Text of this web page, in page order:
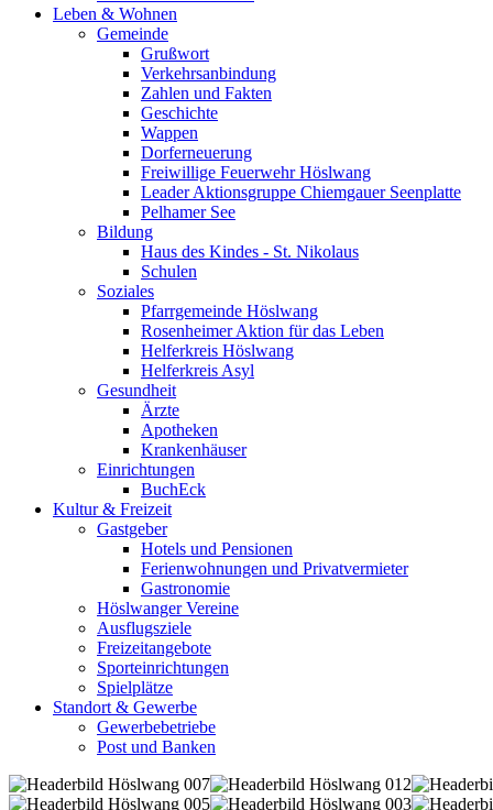
Leben & Wohnen
Gemeinde
Grußwort
Verkehrsanbindung
Zahlen und Fakten
Geschichte
Wappen
Dorferneuerung
Freiwillige Feuerwehr Höslwang
Leader Aktionsgruppe Chiemgauer Seenplatte
Pelhamer See
Bildung
Haus des Kindes - St. Nikolaus
Schulen
Soziales
Pfarrgemeinde Höslwang
Rosenheimer Aktion für das Leben
Helferkreis Höslwang
Helferkreis Asyl
Gesundheit
Ärzte
Apotheken
Krankenhäuser
Einrichtungen
BuchEck
Kultur & Freizeit
Gastgeber
Hotels und Pensionen
Ferienwohnungen und Privatvermieter
Gastronomie
Höslwanger Vereine
Ausflugsziele
Freizeitangebote
Sporteinrichtungen
Spielplätze
Standort & Gewerbe
Gewerbebetriebe
Post und Banken